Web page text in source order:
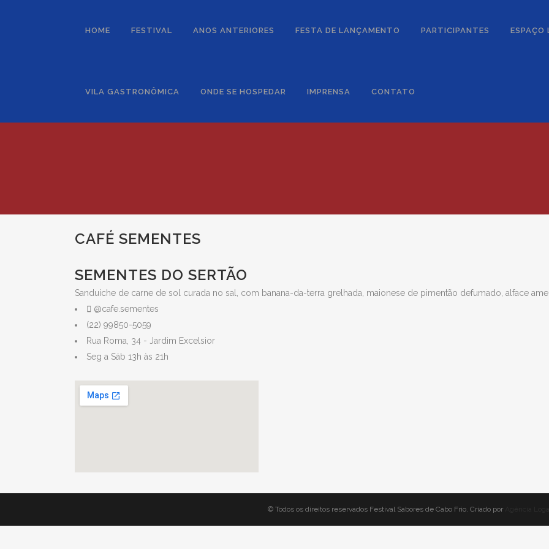
HOME FESTIVAL ANOS ANTERIORES FESTA DE LANÇAMENTO PARTICIPANTES ESPAÇO
VILA GASTRONÔMICA ONDE SE HOSPEDAR IMPRENSA CONTATO
CAFÉ SEMENTES
SEMENTES DO SERTÃO
Sanduíche de carne de sol curada no sal, com banana-da-terra grelhada, maionese de pimentão defumado, alface
@cafe.sementes
(22) 99850-5059
Rua Roma, 34 - Jardim Excelsior
Seg a Sáb 13h às 21h
© Todos os direitos reservados Festival Sabores de Cabo Frio. Criado por